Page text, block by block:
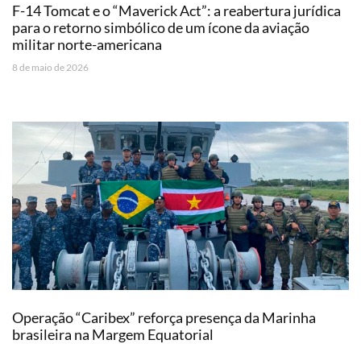
F-14 Tomcat e o “Maverick Act”: a reabertura jurídica
para o retorno simbólico de um ícone da aviação
militar norte-americana
8 de maio de 2026
Operação “Caribex” reforça presença da Marinha
brasileira na Margem Equatorial